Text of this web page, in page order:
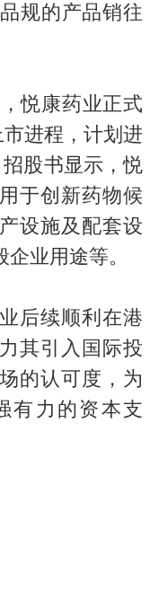
规的产品销往
悦康药业正式
进程，计划进
招股书显示，悦
于创新药物候
设施及配套设
业用途等。
后续顺利在港
其引入国际投
的认可度，为
有力的资本支